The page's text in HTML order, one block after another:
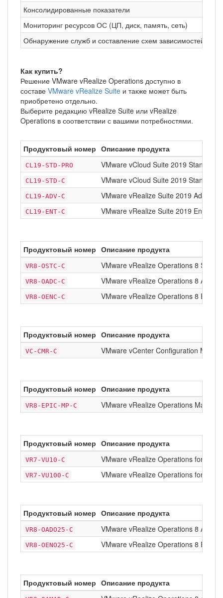
Консолидированные показатели
Мониторинг ресурсов ОС (ЦП, диск, память, сеть)
Обнаружение служб и составление схем зависимостей
Как купить?
Решение VMware vRealize Operations доступно в
составе VMware vRealize Suite и также может быть
приобретено отдельно.
Выберите редакцию vRealize Suite или vRealize
Operations в соответствии с вашими потребностями.
Продуктовый номер Описание продукта
CL19-STD-PRO VMware vCloud Suite 2019 Standard
CL19-STD-C VMware vCloud Suite 2019 Standard
CL19-ADV-C VMware vRealize Suite 2019
CL19-ENT-C VMware vRealize Suite 2019
Продуктовый номер Описание продукта
VR8-OSTC-C VMware vRealize Operations 8
VR8-OADC-C VMware vRealize Operations 8
VR8-OENC-C VMware vRealize Operations 8
Продуктовый номер Описание продукта
VC-CMR-C VMware vCenter Configuration
Продуктовый номер Описание продукта
VR8-EPIC-MP-C VMware vRealize Operations
Продуктовый номер Описание продукта
VR7-VU10-C VMware vRealize Operations for
VR7-VU100-C VMware vRealize Operations for
Продуктовый номер Описание продукта
VR8-OADO25-C VMware vRealize Operations 8
VR8-OENO25-C VMware vRealize Operations 8
Продуктовый номер Описание продукта